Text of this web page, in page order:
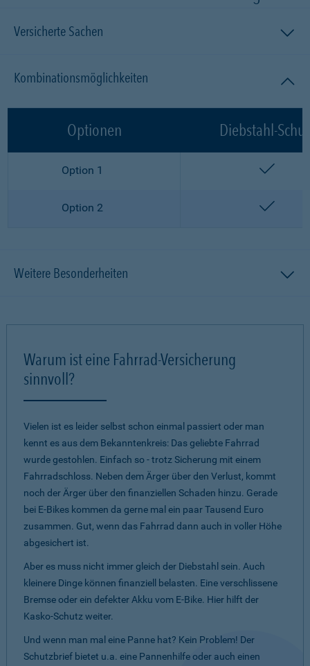
Versicherte Sachen
Kombinationsmöglichkeiten
Optionen Diebstahl-
Option 1
Option 2
Weitere Besonderheiten
Warum ist eine Fahrrad-Versicherung
sinnvoll?
Vielen ist es leider selbst schon einmal passiert oder man
kennt es aus dem Bekanntenkreis: Das geliebte Fahrrad
wurde gestohlen. Einfach so - trotz Sicherung mit einem
Fahrradschloss. Neben dem Ärger über den Verlust, kommt
noch der Ärger über den finanziellen Schaden hinzu. Gerade
bei E-Bikes kommen da gerne mal ein paar Tausend Euro
zusammen. Gut, wenn das Fahrrad dann auch in voller Höhe
abgesichert ist.
Aber es muss nicht immer gleich der Diebstahl sein. Auch
kleinere Dinge können finanziell belasten. Eine verschlissene
Bremse oder ein defekter Akku vom E-Bike. Hier hilft der
Kasko-Schutz weiter.
Und wenn man mal eine Panne hat? Kein Problem! Der
Schutzbrief bietet u.a. eine Pannenhilfe oder auch einen